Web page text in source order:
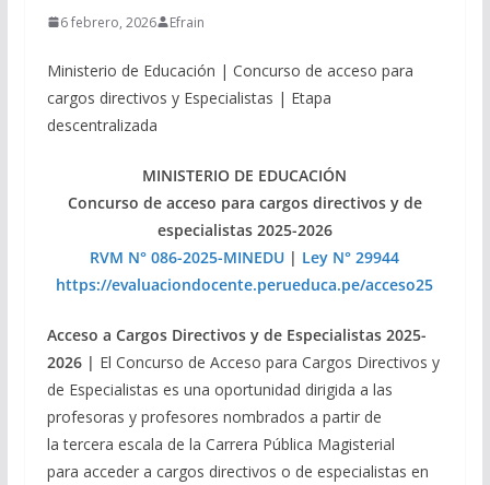
6 febrero, 2026 Efrain
Ministerio de Educación | Concurso de acceso para
cargos directivos y Especialistas | Etapa
descentralizada
MINISTERIO DE EDUCACIÓN
Concurso de acceso para cargos directivos y de
especialistas 2025-2026
RVM N° 086-2025-MINEDU | Ley N° 29944
https://evaluaciondocente.perueduca.pe/acceso25
Acceso a Cargos Directivos y de Especialistas 2025-
2026 | El Concurso de Acceso para Cargos Directivos y
de Especialistas es una oportunidad dirigida a las
profesoras y profesores nombrados a partir de
la tercera escala de la Carrera Pública Magisterial
para acceder a cargos directivos o de especialistas en